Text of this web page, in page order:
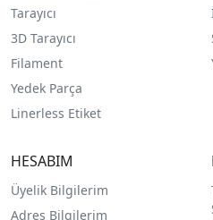
Tarayıcı
3D Tarayıcı
Filament
Yedek Parça
Linerless Etiket
HESABIM
Üyelik Bilgilerim
Adres Bilgilerim